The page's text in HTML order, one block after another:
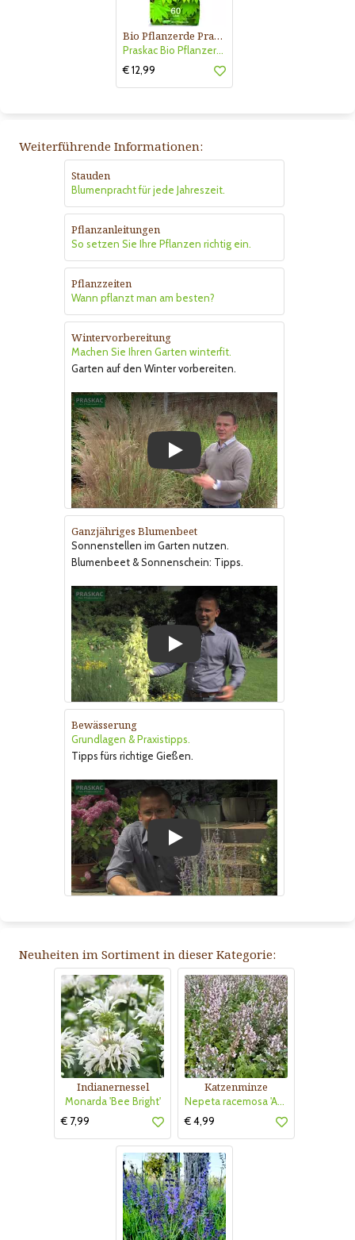
Bio Pflanzerde Praskac
Praskac Bio Pflanzerde
€ 12,99
Weiterführende Informationen:
Stauden
Blumenpracht für jede Jahreszeit.
Pflanzanleitungen
So setzen Sie Ihre Pflanzen richtig ein.
Pflanzzeiten
Wann pflanzt man am besten?
Wintervorbereitung
Machen Sie Ihren Garten winterfit.
Garten auf den Winter vorbereiten.
Ganzjähriges Blumenbeet
Sonnenstellen im Garten nutzen.
Blumenbeet & Sonnenschein: Tipps.
Bewässerung
Grundlagen & Praxistipps.
Tipps fürs richtige Gießen.
Neuheiten im Sortiment in dieser Kategorie:
Indianernessel
Monarda 'Bee Bright'
€ 7,99
Katzenminze
Nepeta racemosa 'Amelia'
€ 4,99